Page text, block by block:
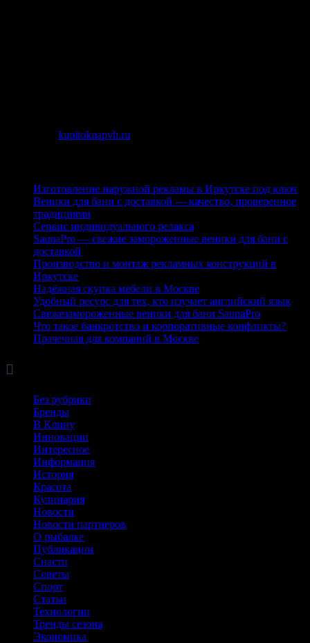
kupitoknapvh.ru
Изготовление наружной рекламы в Иркутске под ключ
Веники для бани с доставкой — качество, проверенное
традициями
Сервис индивидуального релакса
SaunaPro — свежие замороженные веники для бани с
доставкой
Производство и монтаж рекламных конструкций в
Иркутске
Надёжная скупка мебели в Москве
Удобный ресурс для тех, кто изучает английский язык
Свежезамороженные веники для бани SaunaPro
Что такое банкротство и корпоративные конфликты?
Прачечная для компаний в Москве

Без рубрики
Бренды
В Клину
Инновации
Интересное
Информация
История
Красота
Кулинария
Новости
Новости партнеров
О рыбалке
Публикации
Снасти
Советы
Спорт
Статьи
Технологии
Тренды сезона
Экономика